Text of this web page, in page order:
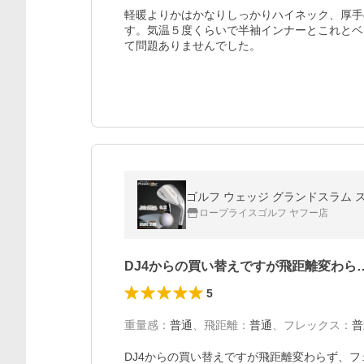
軽暖よりかはかなりしっかりハイネック、厚
す。気温５度くらいで半袖インナーとこれと
て問題ありませんでした。
ゴルフ ウェッジ グランドスラム
ロープライスゴルフ ヤフー店
DJ4からの買い替えですが飛距離変わ
5
重量感 ： 普通 飛距離 ： 普通 フレックス ：
DJ4からの買い替えですが飛距離変わらず、